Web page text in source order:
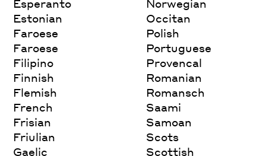
Esperanto
Estonian
Faroese
Faroese
Filipino
Finnish
Flemish
French
Frisian
Friulian
Gaelic
Norwegian
Occitan
Polish
Portuguese
Provencal
Romanian
Romansch
Saami
Samoan
Scots
Scottish